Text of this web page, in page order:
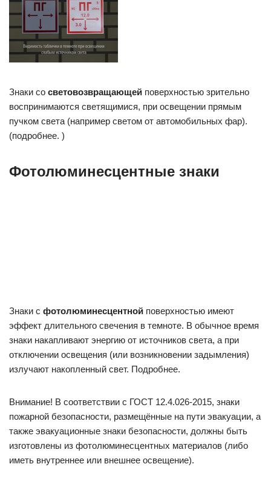
Знаки со световозвращающей поверхностью зрительно
воспринимаются светящимися, при освещении прямым
пучком света (например светом от автомобильных фар).
(подробнее. )
Фотолюминесцентные знаки
Знаки с фотолюминесцентной поверхностью имеют
эффект длительного свечения в темноте. В обычное время
знаки накапливают энергию от источников света, а при
отключении освещения (или возникновении задымления)
излучают накопленный свет. Подробнее.
Внимание! В соответствии с ГОСТ 12.4.026-2015, знаки
пожарной безопасности, размещённые на пути эвакуации, а
также эвакуационные знаки безопасности, должны быть
изготовлены из фотолюминесцентных материалов (либо
иметь внутреннее или внешнее освещение).